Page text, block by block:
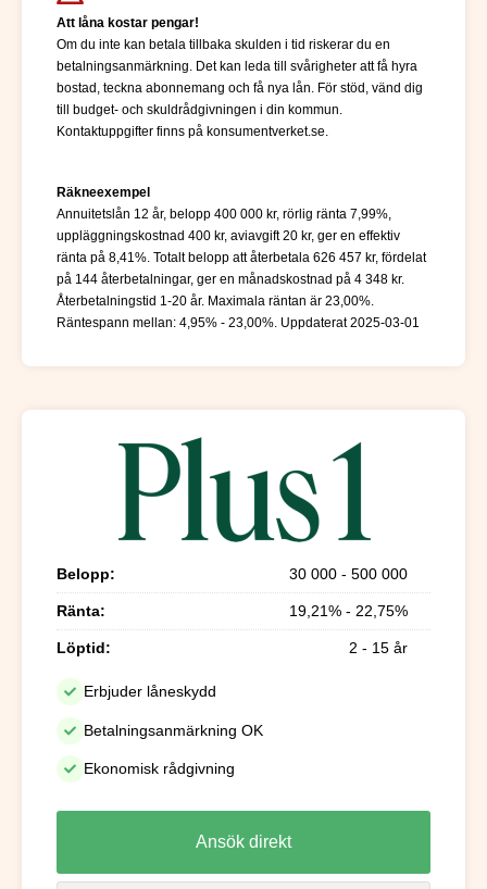
Att låna kostar pengar!
Om du inte kan betala tillbaka skulden i tid riskerar du en
betalningsanmärkning. Det kan leda till svårigheter att få hyra
bostad, teckna abonnemang och få nya lån. För stöd, vänd dig
till budget- och skuldrådgivningen i din kommun.
Kontaktuppgifter finns på konsumentverket.se.
Räkneexempel
Annuitetslån 12 år, belopp 400 000 kr, rörlig ränta 7,99%,
uppläggningskostnad 400 kr, aviavgift 20 kr, ger en effektiv
ränta på 8,41%. Totalt belopp att återbetala 626 457 kr, fördelat
på 144 återbetalningar, ger en månadskostnad på 4 348 kr.
Återbetalningstid 1-20 år. Maximala räntan är 23,00%.
Räntespann mellan: 4,95% - 23,00%. Uppdaterat 2025-03-01
Belopp: 30 000 - 500 000
Ränta: 19,21% - 22,75%
Löptid: 2 - 15 år
Erbjuder låneskydd
Betalningsanmärkning OK
Ekonomisk rådgivning
Ansök direkt